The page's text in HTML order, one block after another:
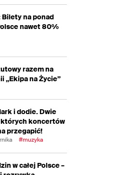
na ponad
nawet 80%
razem na
„Ekipa na Życie”
i dodie. Dwie
koncertów
przegapić!
#muzyka
w całej Polsce –